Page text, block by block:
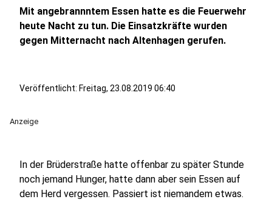
Mit angebrannntem Essen hatte es die Feuerwehr
heute Nacht zu tun. Die Einsatzkräfte wurden
gegen Mitternacht nach Altenhagen gerufen.
Veröffentlicht: Freitag, 23.08.2019 06:40
Anzeige
In der Brüderstraße hatte offenbar zu später Stunde
noch jemand Hunger, hatte dann aber sein Essen auf
dem Herd vergessen. Passiert ist niemandem etwas.